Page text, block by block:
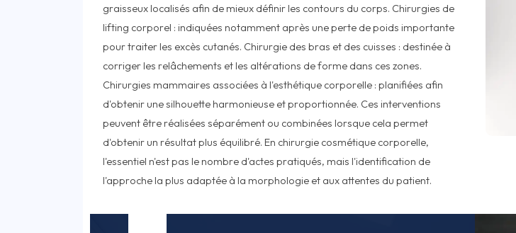
graisseux localisés afin de mieux définir les contours du corps. Chirurgies de
lifting corporel : indiquées notamment après une perte de poids importante
pour traiter les excès cutanés. Chirurgie des bras et des cuisses : destinée à
corriger les relâchements et les altérations de forme dans ces zones.
Chirurgies mammaires associées à l'esthétique corporelle : planifiées afin
d'obtenir une silhouette harmonieuse et proportionnée. Ces interventions
peuvent être réalisées séparément ou combinées lorsque cela permet
d'obtenir un résultat plus équilibré. En chirurgie cosmétique corporelle,
l'essentiel n'est pas le nombre d'actes pratiqués, mais l'identification de
l'approche la plus adaptée à la morphologie et aux attentes du patient.